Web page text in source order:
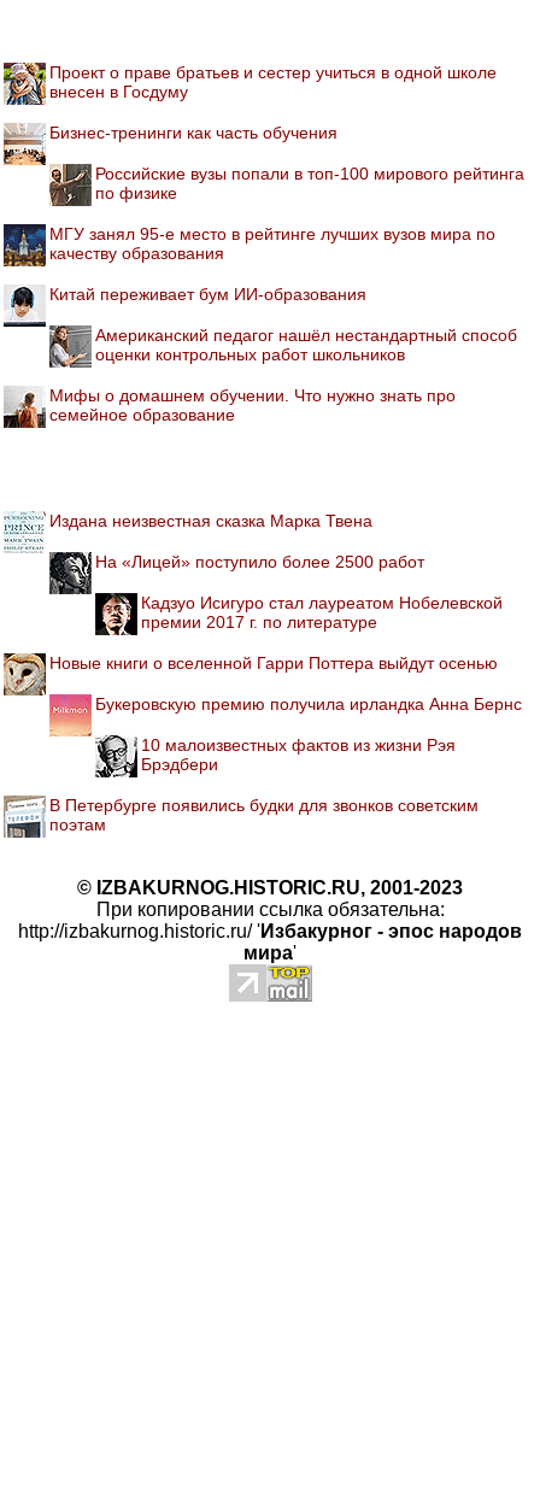
Проект о праве братьев и сестер учиться в одной школе
внесен в Госдуму
Бизнес-тренинги как часть обучения
Российские вузы попали в топ-100 мирового рейтинга
по физике
МГУ занял 95-е место в рейтинге лучших вузов мира по
качеству образования
Китай переживает бум ИИ-образования
Американский педагог нашёл нестандартный способ
оценки контрольных работ школьников
Мифы о домашнем обучении. Что нужно знать про
семейное образование
Издана неизвестная сказка Марка Твена
На «Лицей» поступило более 2500 работ
Кадзуо Исигуро стал лауреатом Нобелевской
премии 2017 г. по литературе
Новые книги о вселенной Гарри Поттера выйдут осенью
Букеровскую премию получила ирландка Анна Бернс
10 малоизвестных фактов из жизни Рэя
Брэдбери
В Петербурге появились будки для звонков советским
поэтам
© IZBAKURNOG.HISTORIC.RU, 2001-2023
При копировании ссылка обязательна:
http://izbakurnog.historic.ru/ 'Избакурног - эпос народов
мира'